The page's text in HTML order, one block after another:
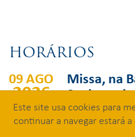
HORÁRIOS
09 AGO
2026
Missa, na
Senhora
07h30
Este site usa cookies para
continuar a navegar estará